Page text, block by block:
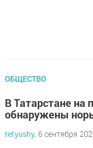
ОБЩЕСТВО
В Татарстане на
обнаружены
tetyushy, 6 сентября